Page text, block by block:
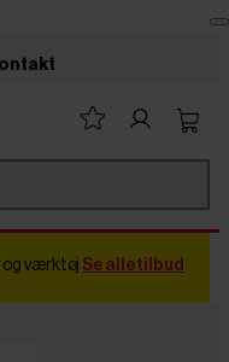
og værktøj Se alle tilbud